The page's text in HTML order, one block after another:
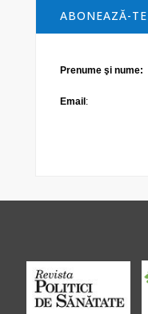
ABONEAZĂ-
Prenume şi nume:
Email :